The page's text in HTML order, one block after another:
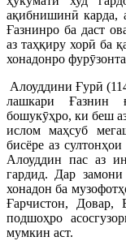
ақибнишинӣ карда,
Ғазнинро ба даст
аз таҳқиру хорӣ ба
хонадонро
Алоуддини Ғурӣ
лашкари Ғазнин
бошукӯҳро, ки беш
ислом маҳсуб
бисёре аз
Алоуддин пас аз
гардид. Дар
хонадон ба
Ғарчистон,
подшоҳро
мумкин аст.